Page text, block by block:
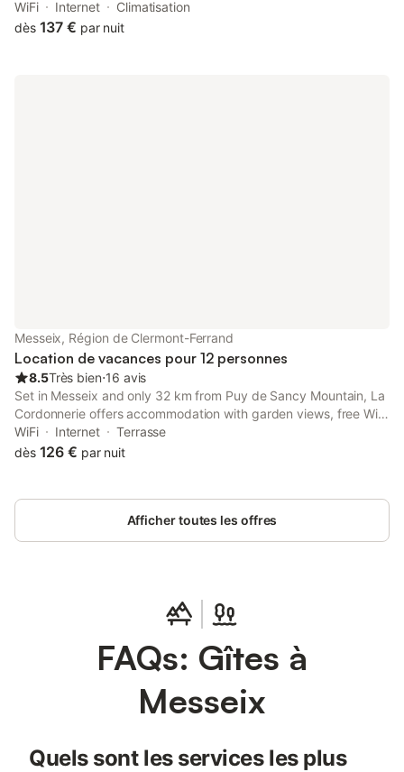
32 km of Col de la Croix-Morand.
WiFi Internet
Climatisation
dès 137 € par nuit
Messeix, Région de Clermont-Ferrand
Location de vacances pour 12 personnes
8.5Très bien⋅16 avis
Set in Messeix and only 32 km from Puy de Sancy Mountain, La
Cordonnerie offers accommodation with garden views, free WiFi
and free private parking. The property features quiet street
views.
WiFi Internet
Terrasse
dès 126 € par nuit
Afficher toutes les offres
FAQs: Gîtes à
Messeix
Quels sont les services les plus